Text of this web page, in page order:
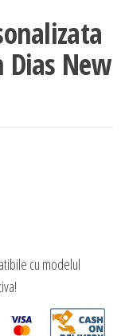
Dias New
cu modelul